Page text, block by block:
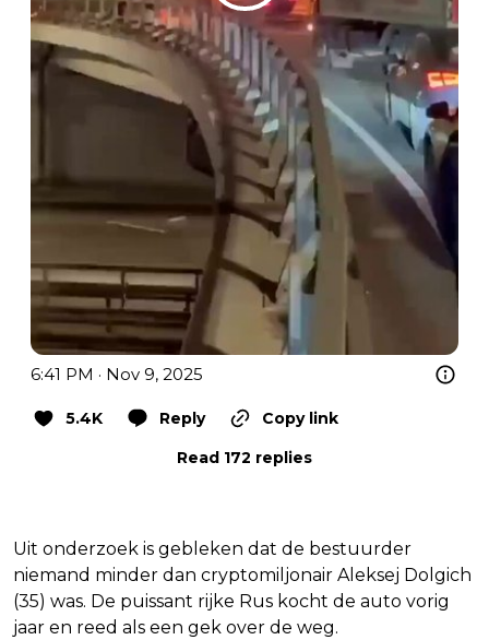
6:41 PM · Nov 9, 2025
5.4K Reply
Copy link
Read 172 replies
Uit onderzoek is gebleken dat de bestuurder
niemand minder dan cryptomiljonair Aleksej Dolgich
(35) was. De puissant rijke Rus kocht de auto vorig
jaar en reed als een gek over de weg.